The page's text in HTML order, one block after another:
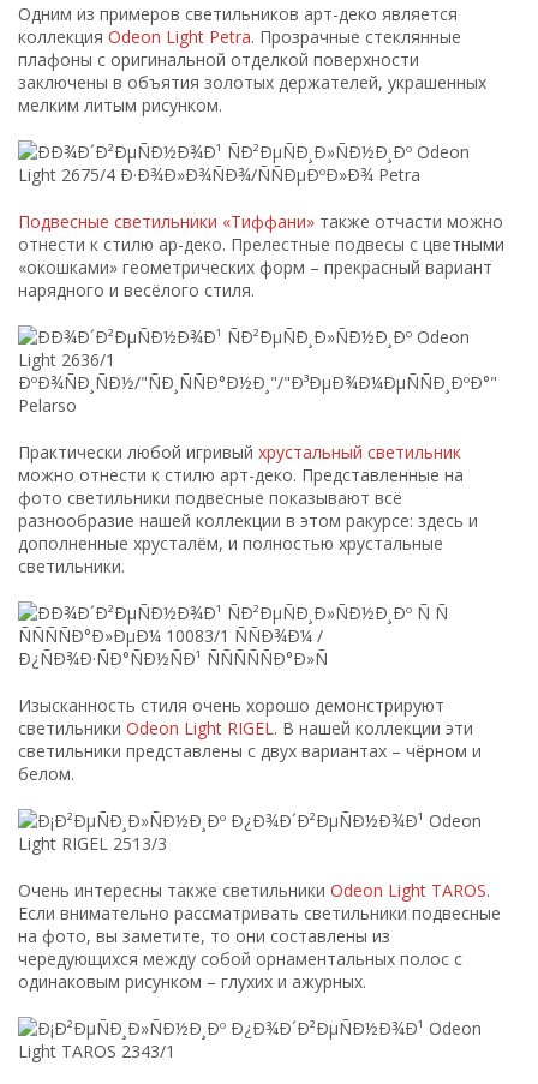
Одним из примеров светильников арт-деко является
коллекция Odeon Light Petra. Прозрачные стеклянные
плафоны с оригинальной отделкой поверхности
заключены в объятия золотых держателей, украшенных
мелким литым рисунком.
Подвесные светильники «Тиффани» также отчасти можно
отнести к стилю ар-деко. Прелестные подвесы с цветными
«окошками» геометрических форм – прекрасный вариант
нарядного и весёлого стиля.
Практически любой игривый хрустальный светильник
можно отнести к стилю арт-деко. Представленные на
фото светильники подвесные показывают всё
разнообразие нашей коллекции в этом ракурсе: здесь и
дополненные хрусталём, и полностью хрустальные
светильники.
Изысканность стиля очень хорошо демонстрируют
светильники Odeon Light RIGEL. В нашей коллекции эти
светильники представлены с двух вариантах – чёрном и
белом.
Очень интересны также светильники Odeon Light TAROS.
Если внимательно рассматривать светильники подвесные
на фото, вы заметите, то они составлены из
чередующихся между собой орнаментальных полос с
одинаковым рисунком – глухих и ажурных.